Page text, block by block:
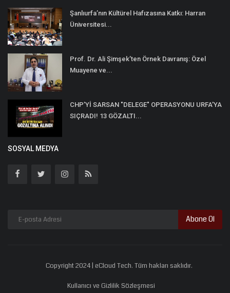
Şanlıurfa’nın Kültürel Hafızasına Katkı: Harran
Üniversitesi...
Prof. Dr. Ali Şimşek’ten Örnek Davranış: Özel
Muayene ve...
CHP’Yİ SARSAN "DELEGE" OPERASYONU URFA’YA
SIÇRADI! 13 GÖZALTI...
SOSYAL MEDYA
Abone Ol
Copyright 2024 | eCloud Tech. Tüm hakları saklıdır.
Kullanıcı ve Gizlilik Sözleşmesi